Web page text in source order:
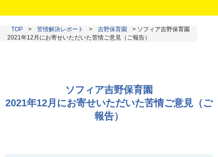
TOP > 苦情解決レポート > 吉野保育園 > ソフィア吉野保育園
2021年12月にお寄せいただいた苦情ご意見（ご報告）
ソフィア吉野保育園
2021年12月にお寄せいただいた苦情ご意見（ご
報告）